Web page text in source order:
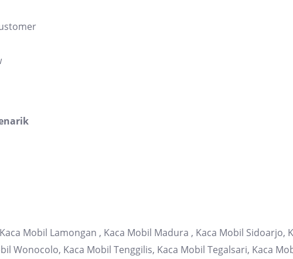
Mobil Lamongan , Kaca Mobil Madura , Kaca Mobil Sidoarjo,
Wonocolo, Kaca Mobil Tenggilis, Kaca Mobil Tegalsari, Kaca